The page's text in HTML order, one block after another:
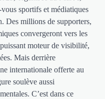
vous sportifs et médiatiques
Des millions de supporters,
convergeront vers les
moteur de visibilité,
Mais derrière
internationale offerte au
soulève aussi
C’est dans ce